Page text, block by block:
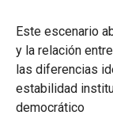
Este escenario
y la relación entre
las diferencias
estabilidad
democrático